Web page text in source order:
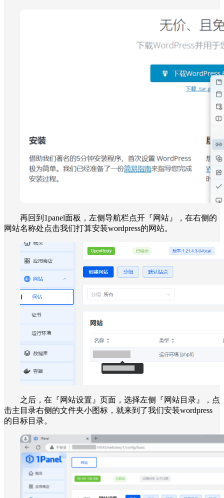
再回到1panel面板，左侧导航栏点开『网站』，在右侧的
网站名称处点击我们打算安装wordpress的网站。
之后，在『网站设置』页面，选择左侧『网站目录』，点
击主目录右侧的文件夹小图标，就来到了我们安装wordpress
的目标目录。